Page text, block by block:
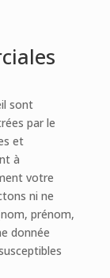
sont
par le
et
à
votre
ni ne
prénom,
donnée